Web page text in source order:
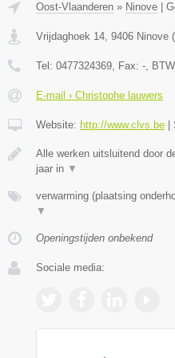
Oost-Vlaanderen » Ninove
Vrijdaghoek 14, 9406 Ninove (
Tel: 0477324369, Fax: -,
E-mail › Christophe lauwers
Website: http://www.clvs.be
Alle werken uitsluitend door
jaar in ▼
verwarming (plaatsing
▼
Openingstijden onbekend
Sociale media: